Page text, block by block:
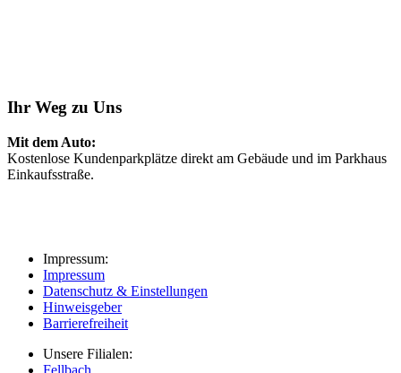
Ihr Weg zu Uns
Mit dem Auto:
Kostenlose Kundenparkplätze direkt am Gebäude und im Parkhaus
Einkaufsstraße.
Impressum:
Impressum
Datenschutz & Einstellungen
Hinweisgeber
Barrierefreiheit
Unsere Filialen:
Fellbach